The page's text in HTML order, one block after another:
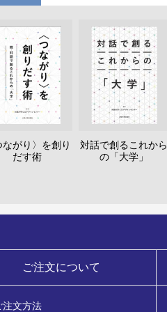
ながり〉を創り
だす術
対話で創るこれから
の「大学」
ご注文について
注文方法